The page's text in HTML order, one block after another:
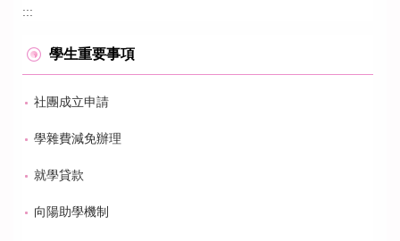
:::
學生重要事項
社團成立申請
學雜費減免辦理
就學貸款
向陽助學機制